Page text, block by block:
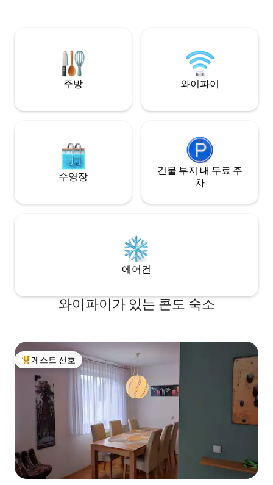
them from house :)
여행의 마지막 부
해서만 가능합니다.
주방 와이파이
수영장
건물 부지 내 무료 주
차
에어컨
와이파이가 있는 콘도 숙소
상위 게스트 선호
게스트 선호